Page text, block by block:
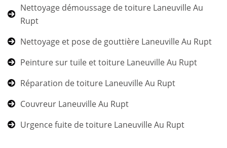
Nettoyage démoussage de toiture Laneuville Au
Rupt
Nettoyage et pose de gouttière Laneuville Au Rupt
Peinture sur tuile et toiture Laneuville Au Rupt
Réparation de toiture Laneuville Au Rupt
Couvreur Laneuville Au Rupt
Urgence fuite de toiture Laneuville Au Rupt